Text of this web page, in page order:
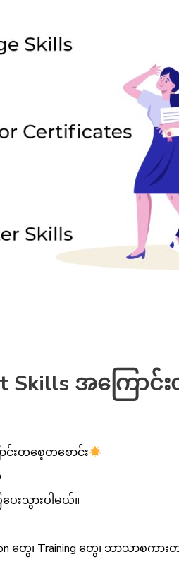
Skills အကြောင်
ာင်းတစေ့တစောင်း
ေးသွားပါမယ်။
တွေ၊ Training တွေ၊ ဘာသာစ